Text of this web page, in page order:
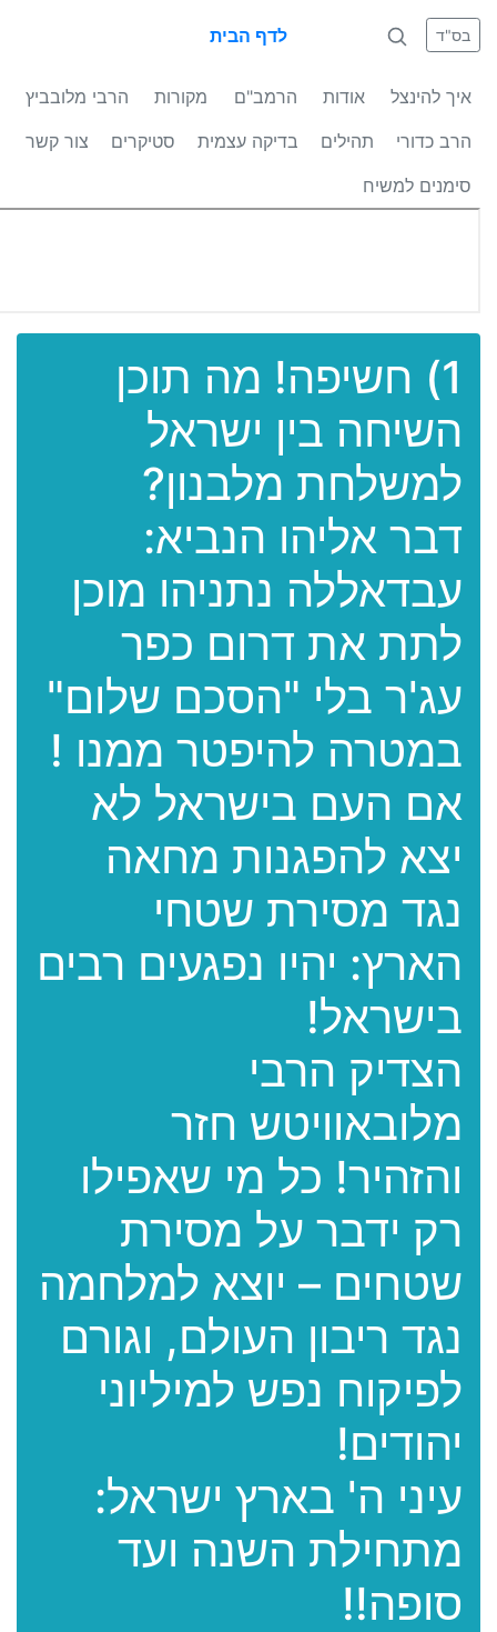
לדף הבית בס"ד
איך להינצל אודות הרמב"ם מקורות
הרבי מלובביץ
הרב כדורי
תהילים בדיקה עצמית סטיקרים
צור קשר
סימנים למשיח
1) חשיפה! מה תוכן
השיחה בין ישראל
למשלחת מלבנון?
דבר אליהו הנביא:
עבדאללה נתניהו מוכן
לתת את דרום כפר
עג'ר בלי "הסכם שלום"
במטרה להיפטר ממנו !
אם העם בישראל לא
יצא להפגנות מחאה
נגד מסירת שטחי
הארץ: יהיו נפגעים רבים
בישראל!
הצדיק הרבי
מלובאוויטש חזר
והזהיר! כל מי שאפילו
רק ידבר על מסירת
שטחים – יוצא למלחמה
נגד ריבון העולם, וגורם
לפיקוח נפש למיליוני
יהודים!
עיני ה' בארץ ישראל:
מתחילת השנה ועד
סופה!!